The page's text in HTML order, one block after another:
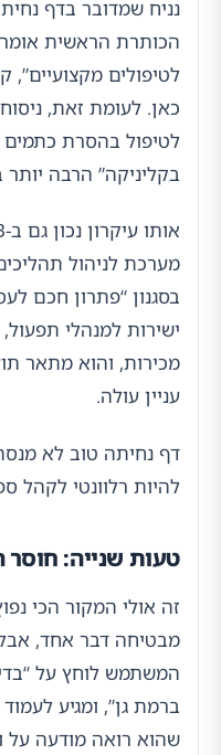
נניח שמדובר בדף
הכותרת הראשית
לטיפולים
כאן. לעומת זאת,
לטיפול בהסרת
בקליניקה” הרבה יותר
מערכת לניהול
בסגנון “פתרון חכם
ישירות למנהלי
מכירות, והוא מתאר
עניין עולה.
דף נחיתה טוב לא
להיות רלוונטי לקהל
טעות שנייה:
זה אולי המקור הכי
מבטיחה דבר אחד,
המשתמש לוחץ על
ברמת גן”, ומגיע
שהוא רואה מודעה על